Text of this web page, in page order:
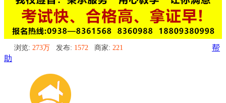
浏览: 273万 发布: 1572 商家: 221
帮
助